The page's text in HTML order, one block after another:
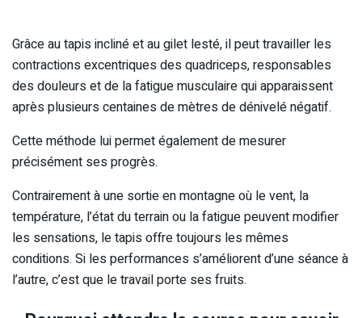
Grâce au tapis incliné et au gilet lesté, il peut travailler les
contractions excentriques des quadriceps, responsables
des douleurs et de la fatigue musculaire qui apparaissent
après plusieurs centaines de mètres de dénivelé négatif.
Cette méthode lui permet également de mesurer
précisément ses progrès.
Contrairement à une sortie en montagne où le vent, la
température, l’état du terrain ou la fatigue peuvent modifier
les sensations, le tapis offre toujours les mêmes
conditions. Si les performances s’améliorent d’une séance à
l’autre, c’est que le travail porte ses fruits.